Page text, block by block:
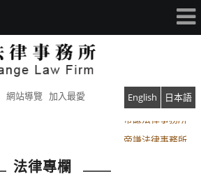
網站導覽 加入最愛 English
日本語
帝謙法律事務所
帝謙法律事務所
法律專欄